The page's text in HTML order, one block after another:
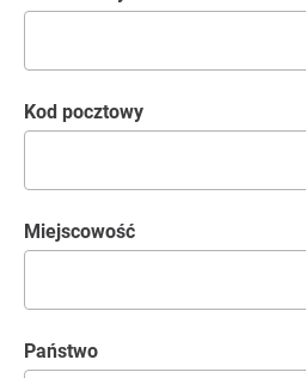
kod pocztowy
Miejscowość
Państwo